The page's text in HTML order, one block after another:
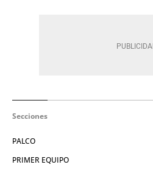
Secciones
PALCO
PRIMER EQUIPO